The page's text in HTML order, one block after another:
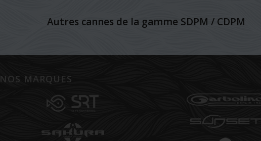
Autres cannes de la gamme SDPM / CDPM
NOS MARQUES